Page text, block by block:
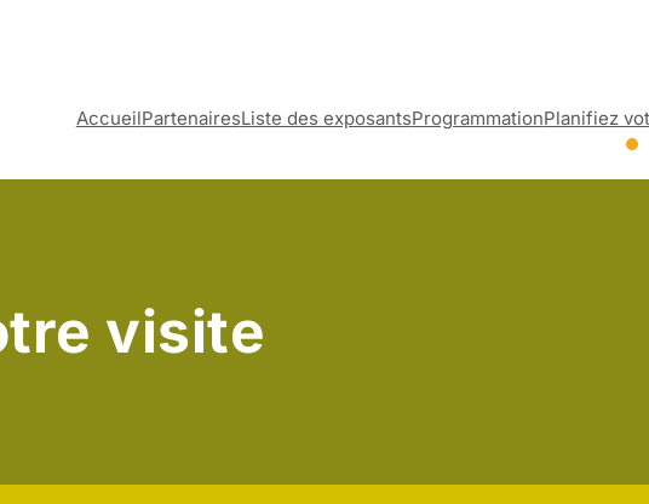
AccueilPartenairesListe des exposantsProgrammationPlanifiez
visite